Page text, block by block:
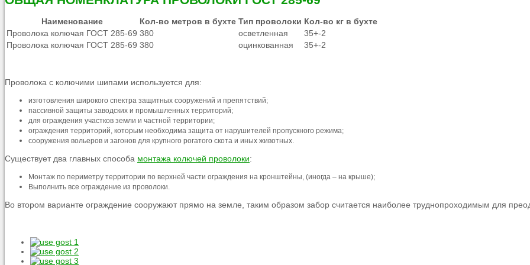
Наименование Кол-во метров в бухте Тип проволоки Кол-во кг в бухте
Проволока колючая ГОСТ 285-69 380 осветленная
35+-2
Проволока колючая ГОСТ 285-69 380 оцинкованная 35+-2
Проволока с колючими шипами используется для:
изготовления широкого спектра защитных сооружений и препятствий;
пассивной защиты заводских и промышленных территорий;
для ограждения участков земли и частной территории;
ограждения территорий, которым необходима защита от нарушителей пропускного режима;
сооружения вольеров и загонов для крупного рогатого скота и иных животных.
Существует два главных способа монтажа колючей проволоки:
Монтаж по периметру территории по верхней части ограждения на кронштейны, (иногда – на крыше);
Выполнить все ограждение из проволоки.
Во втором варианте ограждение сооружают прямо на земле, таким образом забор считается наиболее труднопроходимым для